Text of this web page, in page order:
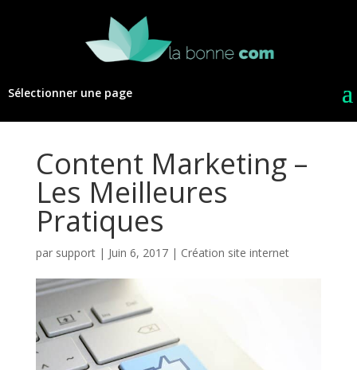
Sélectionner une page
Content Marketing –
Les Meilleures
Pratiques
par support| Juin 6, 2017| Création site internet